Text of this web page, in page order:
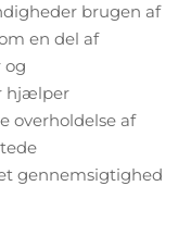
brugen af
en del af
og
hjælper
overholdelse af
gennemsigtighed